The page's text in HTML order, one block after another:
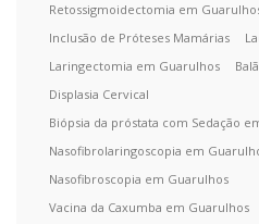
Retossigmoidectomia em
Inclusão de Próteses Mamárias
Laringectomia em Guarulhos
Displasia Cervical
Biópsia da próstata com Sedação
Nasofibrolaringoscopia em
Nasofibroscopia em Guarulhos
Vacina da Caxumba em Guarulhos